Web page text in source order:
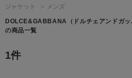
ジャケット
メンズ
DOLCE&GABBANA （ドルチェアンドガッ
の商品一覧
1件